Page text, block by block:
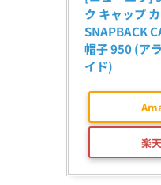
ク キャップ
SNAPBACK
帽子 950 (ア
イド)
楽